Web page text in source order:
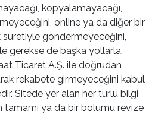
kopyalamayacağı,
online ya da diğer bir
suretiyle göndermeyeceğini,
gerekse de başka yollarla,
Ticaret A.Ş. ile doğrudan
rekabete girmeyeceğini kabul
Sitede yer alan her türlü bilgi
tamamı ya da bir bölümü revize